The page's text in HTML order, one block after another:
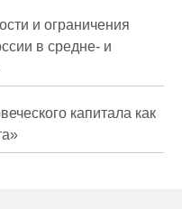
и ограничения
в средне- и
капитала как